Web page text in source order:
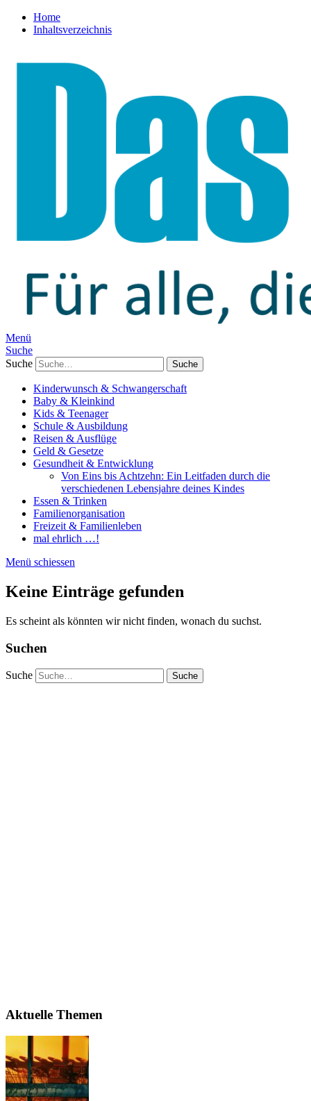
Home
Inhaltsverzeichnis
Menü
Suche
Suche
Kinderwunsch & Schwangerschaft
Baby & Kleinkind
Kids & Teenager
Schule & Ausbildung
Reisen & Ausflüge
Geld & Gesetze
Gesundheit & Entwicklung
Von Eins bis Achtzehn: Ein Leitfaden durch die
verschiedenen Lebensjahre deines Kindes
Essen & Trinken
Familienorganisation
Freizeit & Familienleben
mal ehrlich …!
Menü schiessen
Keine Einträge gefunden
Es scheint als könnten wir nicht finden, wonach du suchst.
Suchen
Suche
Aktuelle Themen